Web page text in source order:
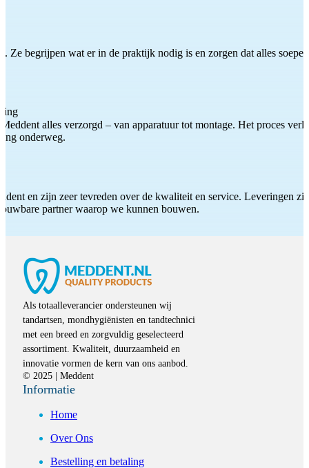
Ze begrijpen wat er in de praktijk nodig is en zorgen dat alles
alles verzorgd – van apparatuur tot montage. Het proces
onderweg.
en zijn zeer tevreden over de kwaliteit en service. Leveringen
partner waarop we kunnen bouwen.
Als totaalleverancier ondersteunen wij
tandartsen, mondhygiënisten en tandtechnici
met een breed en zorgvuldig geselecteerd
assortiment. Kwaliteit, duurzaamheid en
innovatie vormen de kern van ons aanbod.
© 2025 | Meddent
Informatie
Home
Over Ons
Bestelling en betaling